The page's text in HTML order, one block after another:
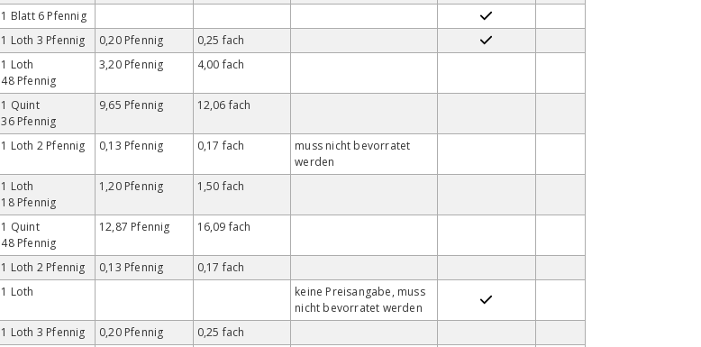
1 Blatt 6 Pfennig
1 Loth 3 Pfennig 0,20 Pfennig
0,25 fach
1 Loth
48 Pfennig
3,20 Pfennig 4,00 fach
1 Quint
36 Pfennig
9,65 Pfennig 12,06 fach
1 Loth 2 Pfennig 0,13 Pfennig 0,17 fach
muss nicht bevorratet
werden
1 Loth
18 Pfennig
1,20 Pfennig 1,50 fach
1 Quint
48 Pfennig
12,87 Pfennig 16,09 fach
1 Loth 2 Pfennig 0,13 Pfennig
0,17 fach
1 Loth
keine Preisangabe, muss
nicht bevorratet werden
1 Loth 3 Pfennig 0,20 Pfennig
0,25 fach